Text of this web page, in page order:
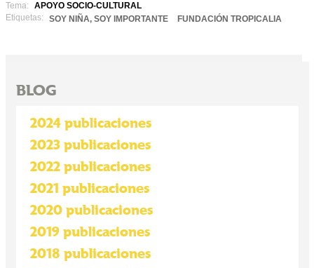
Tema:
APOYO SOCIO-CULTURAL
Etiquetas:
SOY NIÑA, SOY IMPORTANTE FUNDACIÓN TROPICALIA
BLOG
2024 publicaciones
2023 publicaciones
2022 publicaciones
2021 publicaciones
2020 publicaciones
2019 publicaciones
2018 publicaciones